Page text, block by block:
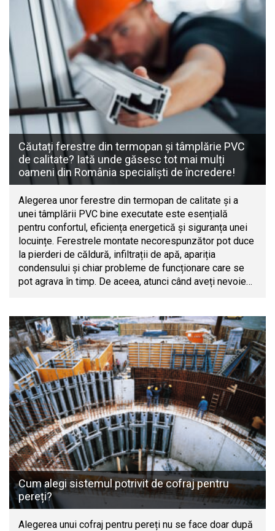
Căutați ferestre din termopan și tâmplărie PVC
de calitate? Iată unde găsesc tot mai mulți
oameni din România specialiști de încredere!
Alegerea unor ferestre din termopan de calitate și a
unei tâmplării PVC bine executate este esențială
pentru confortul, eficiența energetică și siguranța unei
locuințe. Ferestrele montate necorespunzător pot duce
la pierderi de căldură, infiltrații de apă, apariția
condensului și chiar probleme de funcționare care se
pot agrava în timp. De aceea, atunci când aveți nevoie…
Cum alegi sistemul potrivit de cofraj pentru
pereți?
Alegerea unui cofraj pentru pereți nu se face doar după